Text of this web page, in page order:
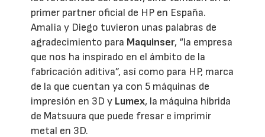
primer partner oficial de HP en España.
Amalia y Diego tuvieron unas palabras de
agradecimiento para Maquinser, “la empresa
que nos ha inspirado en el ámbito de la
fabricación aditiva”, así como para HP, marca
de la que cuentan ya con 5 máquinas de
impresión en 3D y Lumex, la máquina hibrida
de Matsuura que puede fresar e imprimir
metal en 3D.